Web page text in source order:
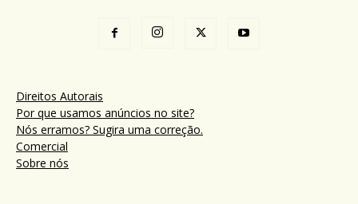
Direitos Autorais
Por que usamos anúncios no site?
Nós erramos? Sugira uma correção.
Comercial
Sobre nós